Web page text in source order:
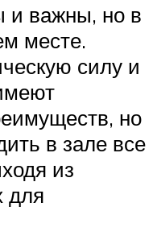
и важны, но в
месте.
силу и
но
в зале все
из
для